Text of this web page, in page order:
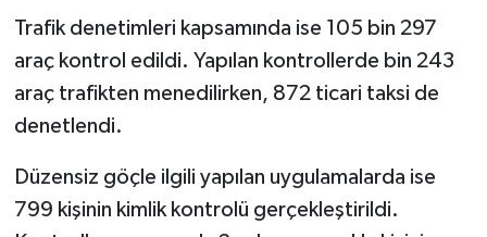
Trafik denetimleri kapsamında ise 105 bin 297
araç kontrol edildi. Yapılan kontrollerde bin 243
araç trafikten menedilirken, 872 ticari taksi de
denetlendi.
Düzensiz göçle ilgili yapılan uygulamalarda ise
799 kişinin kimlik kontrolü gerçekleştirildi.